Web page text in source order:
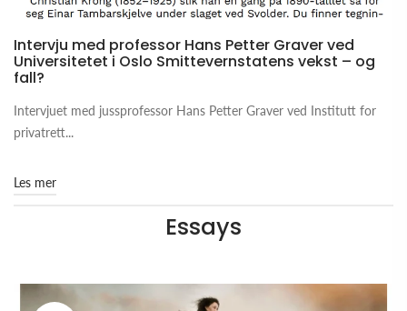
Intervju med professor Hans Petter Graver ved
Universitetet i Oslo Smittevernstatens vekst – og
fall?
Intervjuet med jussprofessor Hans Petter Graver ved Institutt for
privatrett...
Les mer
Essays